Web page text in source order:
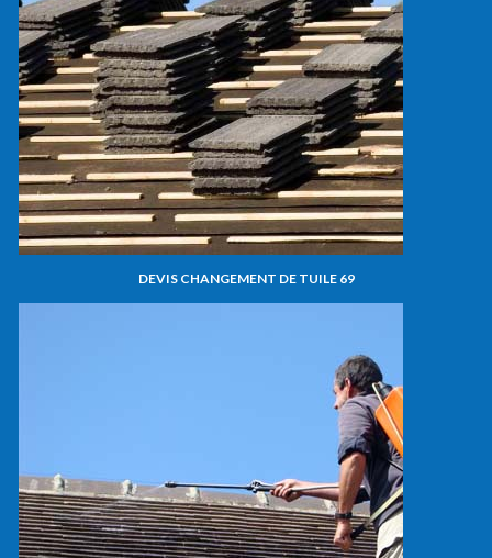
DEVIS CHANGEMENT DE TUILE 69